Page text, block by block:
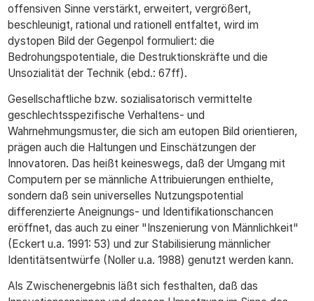
offensiven Sinne verstärkt, erweitert, vergrößert,
beschleunigt, rational und rationell entfaltet, wird im
dystopen Bild der Gegenpol formuliert: die
Bedrohungspotentiale, die Destruktionskräfte und die
Unsozialität der Technik (ebd.: 67ff).
Gesellschaftliche bzw. sozialisatorisch vermittelte
geschlechtsspezifische Verhaltens- und
Wahrnehmungsmuster, die sich am eutopen Bild orientieren,
prägen auch die Haltungen und Einschätzungen der
Innovatoren. Das heißt keineswegs, daß der Umgang mit
Computern per se männliche Attribuierungen enthielte,
sondern daß sein universelles Nutzungspotential
differenzierte Aneignungs- und Identifikationschancen
eröffnet, das auch zu einer "Inszenierung von Männlichkeit"
(Eckert u.a. 1991: 53) und zur Stabilisierung männlicher
Identitätsentwürfe (Noller u.a. 1988) genutzt werden kann.
Als Zwischenergebnis läßt sich festhalten, daß das